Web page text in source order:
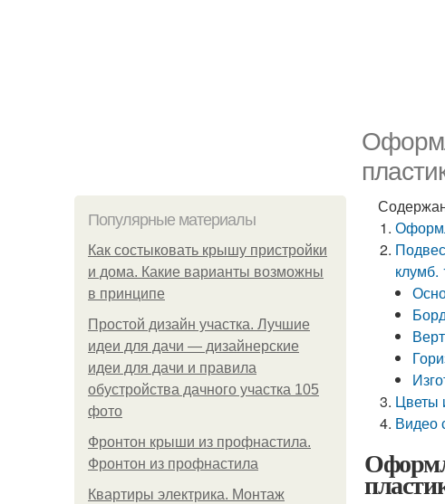
Популярные материалы
Как состыковать крышу пристройки
и дома. Какие варианты возможны
в принципе
Простой дизайн участка. Лучшие
идеи для дачи — дизайнерские
идеи для дачи и правила
обустройства дачного участка 105
фото
Фронтон крыши из профнастила.
Фронтон из профнастила
Квартиры электрика. Монтаж
Цветы
Видео